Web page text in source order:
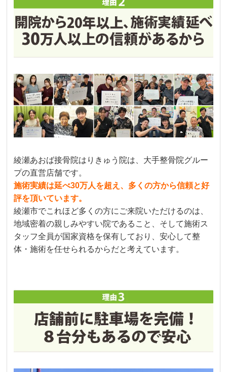
綾瀬あおば接骨院はりきゅう院は、大手整骨院グルー
プの直営店舗です。
施術実績は延べ30万人を超え、多くの方から信頼と好
評を頂いています。
綾瀬市でこれほど多くの方にご来院いただけるのは、
地域密着の親しみやすい院であること、そして施術ス
タッフ全員が国家資格を保有しており、安心して整
体・施術を任せられるからだと考えています。